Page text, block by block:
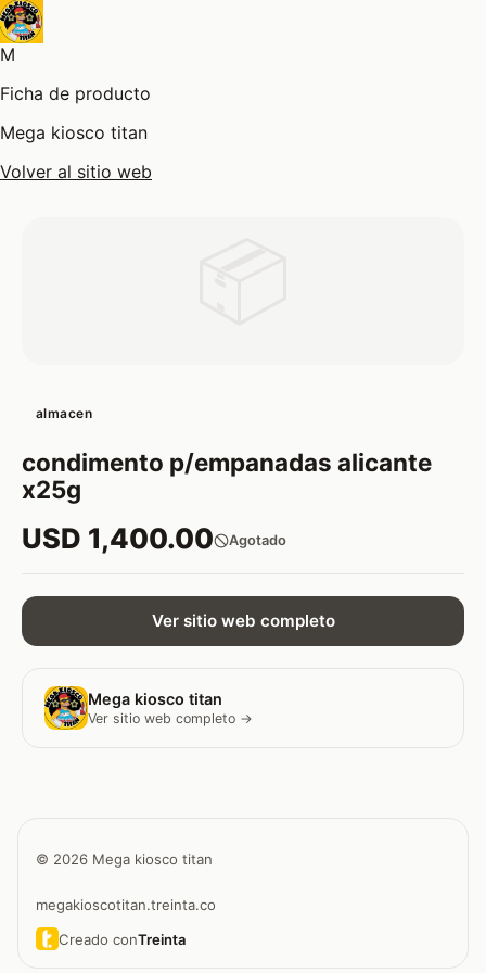
M
Ficha de producto
Mega kiosco titan
Volver al sitio web
almacen
condimento p/empanadas alicante
x25g
USD 1,400.00 Agotado
Ver sitio web completo
Mega kiosco titan
Ver sitio web completo →
© 2026 Mega kiosco titan
megakioscotitan.treinta.co
Creado conTreinta